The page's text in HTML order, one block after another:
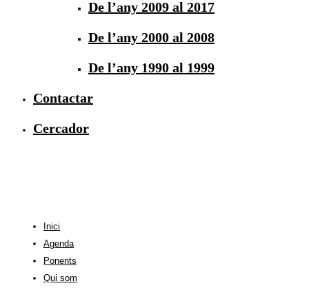
De l’any 2009 al 2017
De l’any 2000 al 2008
De l’any 1990 al 1999
Contactar
Cercador
Inici
Agenda
Ponents
Qui som